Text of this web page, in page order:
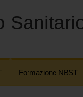
Formazione NBST